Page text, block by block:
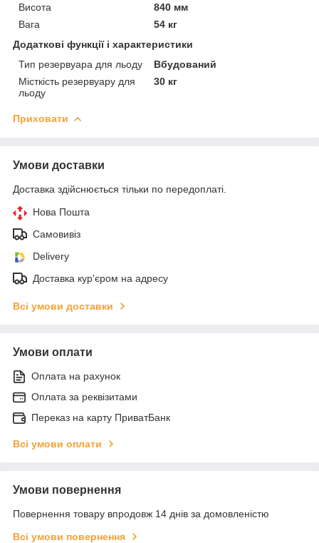
Висота
840 мм
Вага
54 кг
Додаткові функції і характеристики
Тип резервуара для льоду
Вбудований
Місткість резервуару для
льоду
30 кг
Приховати
Умови доставки
Доставка здійснюється тільки по передоплаті.
Нова Пошта
Самовивіз
Delivery
Доставка кур'єром на адресу
Всі умови доставки
Умови оплати
Оплата на рахунок
Оплата за реквізитами
Переказ на карту ПриватБанк
Всі умови оплати
Умови повернення
Повернення товару впродовж 14 днів за домовленістю
Всі умови повернення